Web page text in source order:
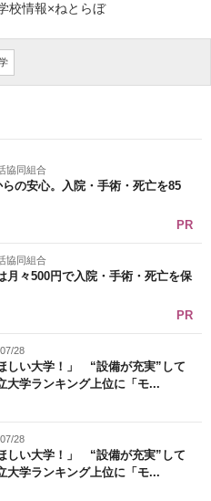
校情報×ねとらぼ
協同組合
らの安心。入院・手術・死亡を85
PR
協同組合
月々500円で入院・手術・死亡を保
PR
28
しい大学！」 “設備が充実”して
大学ランキング上位に「モ...
28
しい大学！」 “設備が充実”して
大学ランキング上位に「モ...